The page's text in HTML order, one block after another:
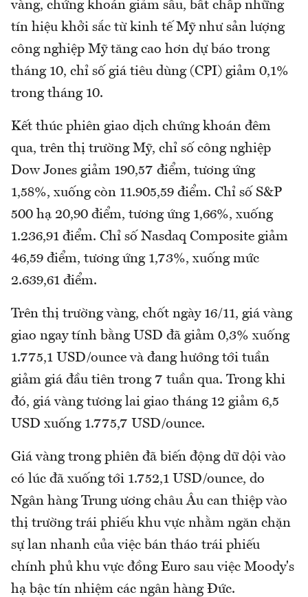
vàng, chứng khoán giảm sâu, bất chấp những
tín hiệu khởi sắc từ kinh tế Mỹ như sản lượng
công nghiệp Mỹ tăng cao hơn dự báo trong
tháng 10, chỉ số giá tiêu dùng (CPI) giảm 0,1%
trong tháng 10.
Kết thúc phiên giao dịch chứng khoán đêm
qua, trên thị trường Mỹ, chỉ số công nghiệp
Dow Jones giảm 190,57 điểm, tương ứng
1,58%, xuống còn 11.905,59 điểm. Chỉ số S&P
500 hạ 20,90 điểm, tương ứng 1,66%, xuống
1.236,91 điểm. Chỉ số Nasdaq Composite giảm
46,59 điểm, tương ứng 1,73%, xuống mức
2.639,61 điểm.
Trên thị trường vàng, chốt ngày 16/11, giá vàng
giao ngay tính bằng USD đã giảm 0,3% xuống
1.775,1 USD/ounce và đang hướng tới tuần
giảm giá đầu tiên trong 7 tuần qua. Trong khi
đó, giá vàng tương lai giao tháng 12 giảm 6,5
USD xuống 1.775,7 USD/ounce.
Giá vàng trong phiên đã biến động dữ dội vào
có lúc đã xuống tới 1.752,1 USD/ounce, do
Ngân hàng Trung ương châu Âu can thiệp vào
thị trường trái phiếu khu vực nhằm ngăn chặn
sự lan nhanh của việc bán tháo trái phiếu
chính phủ khu vực đồng Euro sau việc Moody's
hạ bậc tín nhiệm các ngân hàng Đức.